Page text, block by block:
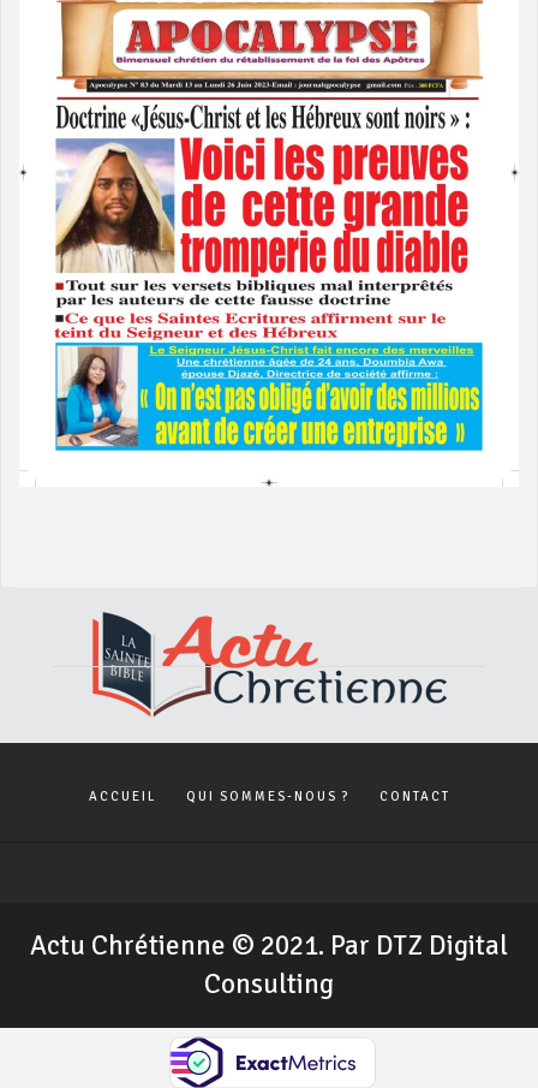
ACCUEIL QUI SOMMES-NOUS ? CONTACT
Actu Chrétienne © 2021. Par DTZ Digital
Consulting